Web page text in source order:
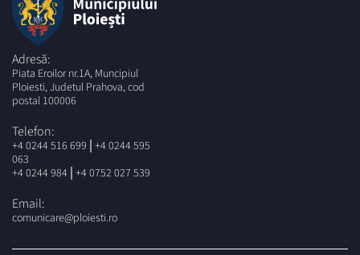
Adresă:
Piata Eroilor nr.1A, Muncipiul
Ploiesti, Judetul Prahova, cod
postal 100006
Telefon:
+4 0244 516 699 | +4 0244 595
063
+4 0244 984 | +4 0752 027 539
Email:
comunicare@ploiesti.ro